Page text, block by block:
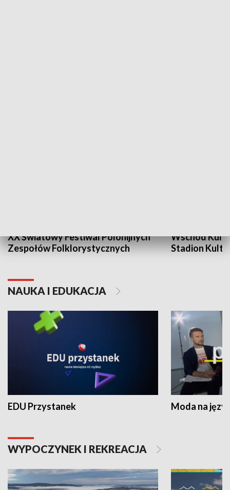
XX Światowy Festiwal Polonijnych
Zespołów Folklorystycznych
Wschód
Stadion
NAUKA I EDUKACJA
EDU Przystanek Moda na
WYPOCZYNEK I REKREACJA